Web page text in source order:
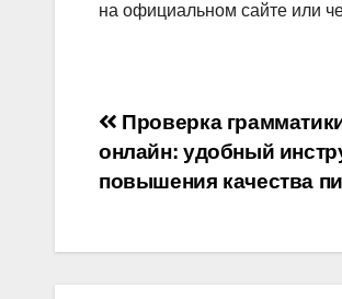
на официальном сайте или
Навигация
по
Проверка
онлайн: удобный
повышения качества